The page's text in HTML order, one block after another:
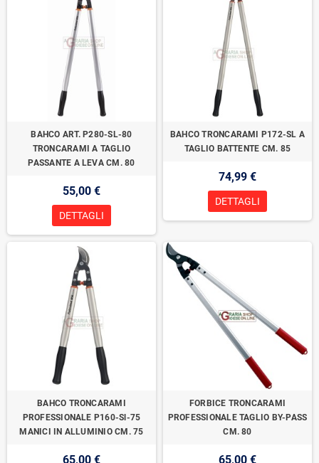
BAHCO ART. P280-SL-80
TRONCARAMI A TAGLIO
PASSANTE A LEVA CM. 80
55,00 €
DETTAGLI
BAHCO TRONCARAMI P172-SL A
TAGLIO BATTENTE CM. 85
74,99 €
DETTAGLI
BAHCO TRONCARAMI
PROFESSIONALE P160-Sl-75
MANICI IN ALLUMINIO CM. 75
65,00 €
FORBICE TRONCARAMI
PROFESSIONALE TAGLIO BY-PASS
CM. 80
65,00 €